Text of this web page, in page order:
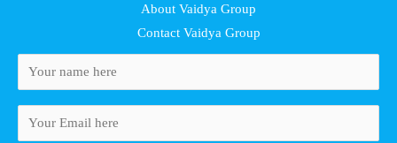
About Vaidya Group
Contact Vaidya Group